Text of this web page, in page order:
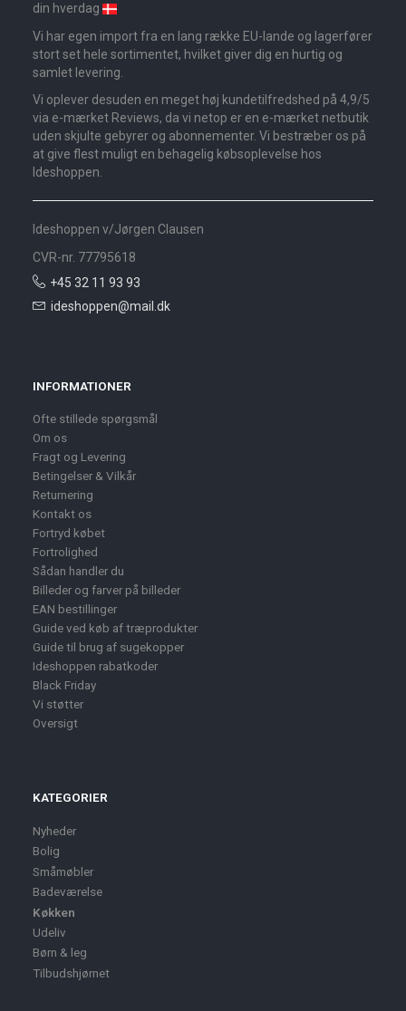
din hverdag
Vi har egen import fra en lang række EU-lande og lagerfører
stort set hele sortimentet, hvilket giver dig en hurtig og
samlet levering.
Vi oplever desuden en meget høj kundetilfredshed på 4,9/5
via e-mærket Reviews, da vi netop er en e-mærket netbutik
uden skjulte gebyrer og abonnementer. Vi bestræber os på
at give flest muligt en behagelig købsoplevelse hos
Ideshoppen.
Ideshoppen v/Jørgen Clausen
CVR-nr. 77795618
+45 32 11 93 93
ideshoppen@mail.dk
INFORMATIONER
Ofte stillede spørgsmål
Om os
Fragt og Levering
Betingelser & Vilkår
Returnering
Kontakt os
Fortryd købet
Fortrolighed
Sådan handler du
Billeder og farver på billeder
EAN bestillinger
Guide ved køb af træprodukter
Guide til brug af sugekopper
Ideshoppen rabatkoder
Black Friday
Vi støtter
Oversigt
KATEGORIER
Nyheder
Bolig
Småmøbler
Badeværelse
Køkken
Udeliv
Børn & leg
Tilbudshjørnet